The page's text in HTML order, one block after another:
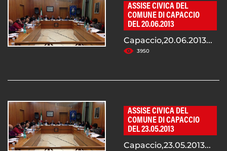
ASSISE CIVICA DEL
COMUNE DI CAPACCIO
DEL 20.06.2013
Capaccio,20.06.2013...
3950
ASSISE CIVICA DEL
COMUNE DI CAPACCIO
DEL 23.05.2013
Capaccio,23.05.2013...